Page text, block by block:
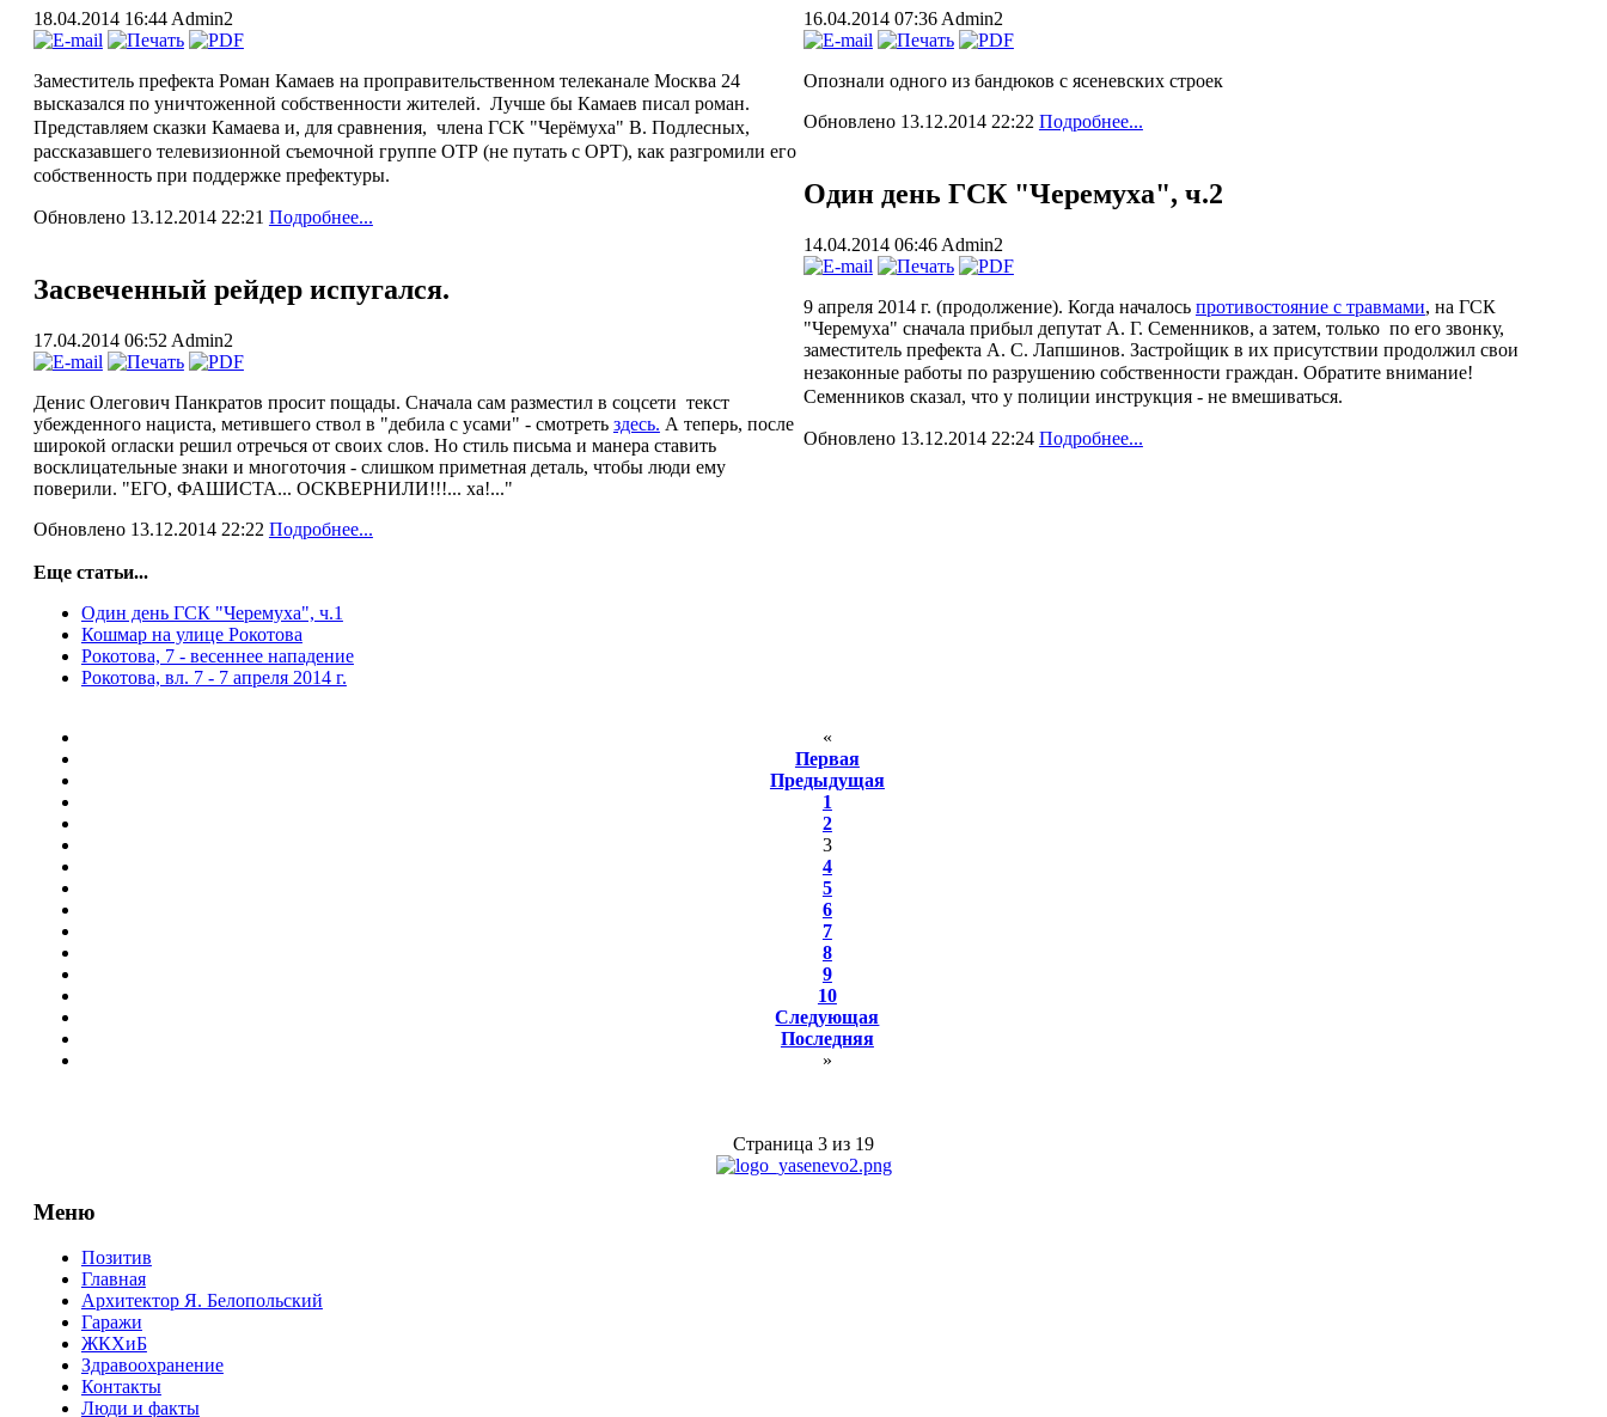
18.04.2014 16:44 Admin2
Заместитель префекта Роман Камаев на проправительственном телеканале Москва 24
высказался по уничтоженной собственности жителей. Лучше бы Камаев писал роман.
Представляем сказки Камаева и, для сравнения, члена ГСК "Черёмуха" В. Подлесных,
рассказавшего телевизионной съемочной группе ОТР (не путать с ОРТ), как разгромили его
собственность при поддержке префектуры.
Обновлено 13.12.2014 22:21 Подробнее...
Засвеченный рейдер испугался.
17.04.2014 06:52 Admin2
Денис Олегович Панкратов просит пощады. Сначала сам разместил в соцсети текст
убежденного нациста, метившего ствол в "дебила с усами" - смотреть здесь. А теперь, после
широкой огласки решил отречься от своих слов. Но стиль письма и манера ставить
восклицательные знаки и многоточия - слишком приметная деталь, чтобы люди ему
поверили. "ЕГО, ФАШИСТА... ОСКВЕРНИЛИ!!!... ха!..."
Обновлено 13.12.2014 22:22 Подробнее...
16.04.2014 07:36 Admin2
Опознали одного из бандюков с ясеневских строек
Обновлено 13.12.2014 22:22 Подробнее...
Один день ГСК "Черемуха", ч.2
14.04.2014 06:46 Admin2
9 апреля 2014 г. (продолжение). Когда началось противостояние с травмами, на ГСК
"Черемуха" сначала прибыл депутат А. Г. Семенников, а затем, только по его звонку,
заместитель префекта А. С. Лапшинов. Застройщик в их присутствии продолжил свои
незаконные работы по разрушению собственности граждан. Обратите внимание!
Семенников сказал, что у полиции инструкция - не вмешиваться.
Обновлено 13.12.2014 22:24 Подробнее...
Еще статьи...
Один день ГСК "Черемуха", ч.1
Кошмар на улице Рокотова
Рокотова, 7 - весеннее нападение
Рокотова, вл. 7 - 7 апреля 2014 г.
«
Первая
Предыдущая
1
2
3
4
5
6
7
8
9
10
Следующая
Последняя
»
Страница 3 из 19
Меню
Позитив
Главная
Архитектор Я. Белопольский
Гаражи
ЖКХиБ
Здравоохранение
Контакты
Люди и факты